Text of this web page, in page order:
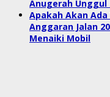
Anugerah Unggul
Apakah Akan
Anggaran Jalan
Menaiki Mobil